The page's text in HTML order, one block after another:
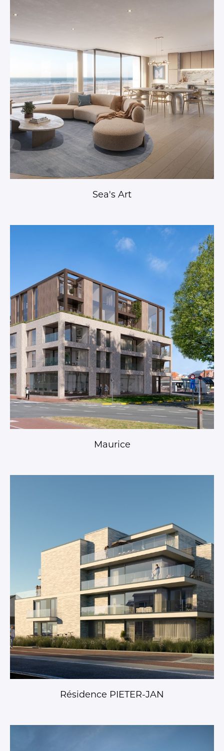
Sea's Art
Maurice
Résidence PIETER-JAN